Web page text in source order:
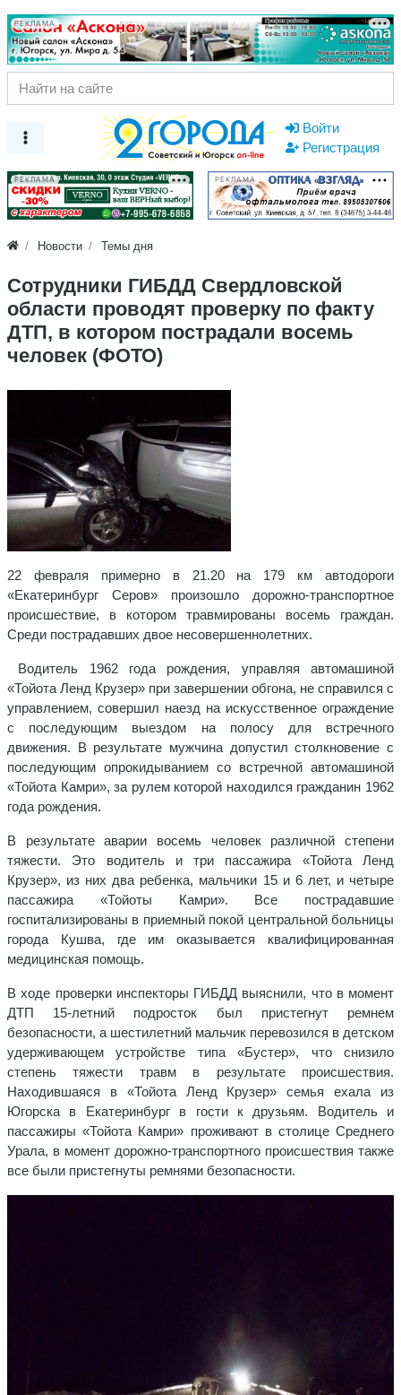
РЕКЛАМА
Войти
Регистрация
РЕКЛАМА РЕКЛАМА
Новости Темы дня
Сотрудники ГИБДД Свердловской
области проводят проверку по факту
ДТП, в котором пострадали восемь
человек (ФОТО)
22 февраля примерно в 21.20 на 179 км автодороги
«Екатеринбург Серов» произошло дорожно-транспортное
происшествие, в котором травмированы восемь граждан.
Среди пострадавших двое несовершеннолетних.
Водитель 1962 года рождения, управляя автомашиной
«Тойота Ленд Крузер» при завершении обгона, не справился с
управлением, совершил наезд на искусственное ограждение
с последующим выездом на полосу для встречного
движения. В результате мужчина допустил столкновение с
последующим опрокидыванием со встречной автомашиной
«Тойота Камри», за рулем которой находился гражданин 1962
года рождения.
В результате аварии восемь человек различной степени
тяжести. Это водитель и три пассажира «Тойота Ленд
Крузер», из них два ребенка, мальчики 15 и 6 лет, и четыре
пассажира «Тойоты Камри». Все пострадавшие
госпитализированы в приемный покой центральной больницы
города Кушва, где им оказывается квалифицированная
медицинская помощь.
В ходе проверки инспекторы ГИБДД выяснили, что в момент
ДТП 15-летний подросток был пристегнут ремнем
безопасности, а шестилетний мальчик перевозился в детском
удерживающем устройстве типа «Бустер», что снизило
степень тяжести травм в результате происшествия.
Находившаяся в «Тойота Ленд Крузер» семья ехала из
Югорска в Екатеринбург в гости к друзьям. Водитель и
пассажиры «Тойота Камри» проживают в столице Среднего
Урала, в момент дорожно-транспортного происшествия также
все были пристегнуты ремнями безопасности.